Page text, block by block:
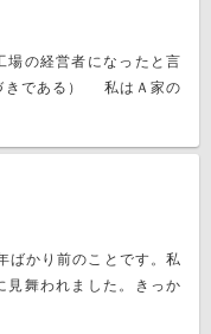
場の経営者になったと言
きである） 私はＡ家の
ばかり前のことです。私
見舞われました。きっか